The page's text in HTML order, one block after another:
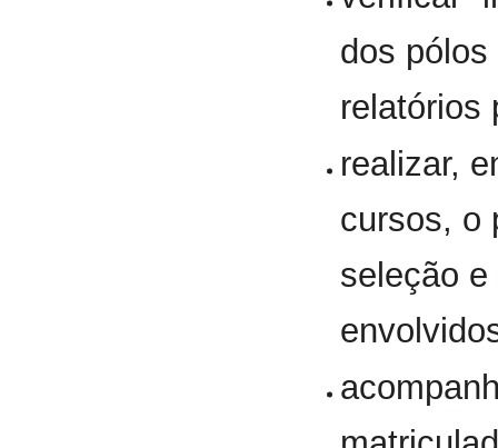
dos
relatórios
realizar,
cursos, o
seleção